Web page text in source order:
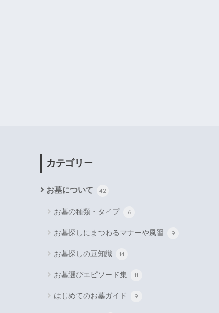
カテゴリー
お墓について 42
お墓の種類・タイプ 6
お墓探しにまつわるマナーや風習 9
お墓探しの豆知識 14
お墓選びエピソード集 11
はじめてのお墓ガイド 9